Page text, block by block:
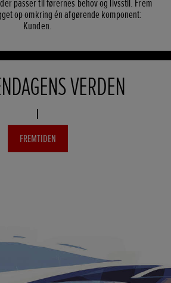
passer til førernes behov og livsstil. Frem
op omkring én afgørende komponent:
Kunden.
VERDEN
FREMTIDEN